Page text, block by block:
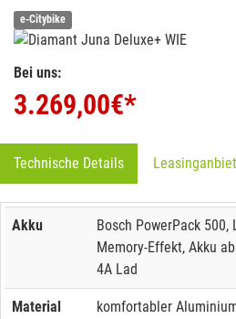
e-Citybike
Bei uns:
3.269,00€*
Technische Details
Akku
Bosch PowerPack
Memory-Effekt, Akku
4A Lad
Material
komfortabler